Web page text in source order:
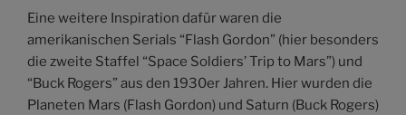
Eine weitere Inspiration dafür waren die
amerikanischen Serials “Flash Gordon” (hier besonders
die zweite Staffel “Space Soldiers’ Trip to Mars”) und
“Buck Rogers” aus den 1930er Jahren. Hier wurden die
Planeten Mars (Flash Gordon) und Saturn (Buck Rogers)